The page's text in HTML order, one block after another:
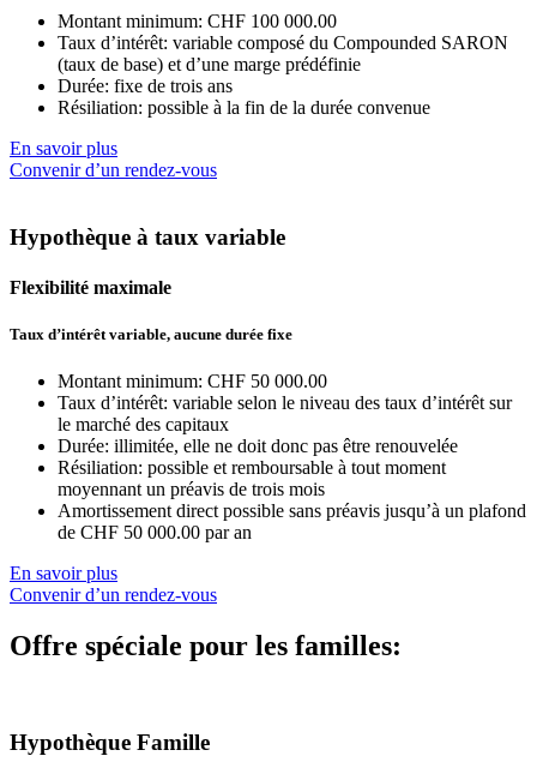
Montant minimum: CHF 100 000.00
Taux d’intérêt: variable composé du Compounded SARON
(taux de base) et d’une marge prédéfinie
Durée: fixe de trois ans
Résiliation: possible à la fin de la durée convenue
En savoir plus
Convenir d’un rendez-vous
Hypothèque à taux variable
Flexibilité maximale
Taux d’intérêt variable, aucune durée fixe
Montant minimum: CHF 50 000.00
Taux d’intérêt: variable selon le niveau des taux d’intérêt sur
le marché des capitaux
Durée: illimitée, elle ne doit donc pas être renouvelée
Résiliation: possible et remboursable à tout moment
moyennant un préavis de trois mois
Amortissement direct possible sans préavis jusqu’à un plafond
de CHF 50 000.00 par an
En savoir plus
Convenir d’un rendez-vous
Offre spéciale pour les familles:
Hypothèque Famille